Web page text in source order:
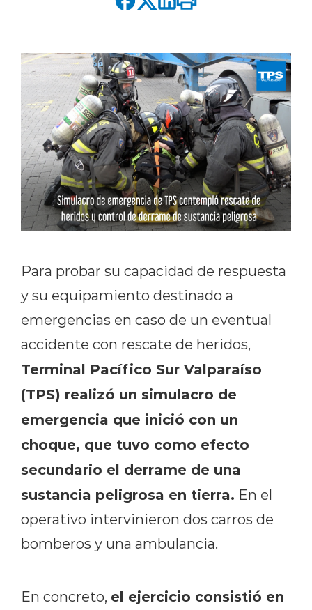
Para probar su capacidad de respuesta
y su equipamiento destinado a
emergencias en caso de un eventual
accidente con rescate de heridos,
Terminal Pacífico Sur Valparaíso
(TPS) realizó un simulacro de
emergencia que inició con un
choque, que tuvo como efecto
secundario el derrame de una
sustancia peligrosa en tierra. En el
operativo intervinieron dos carros de
bomberos y una ambulancia.
En concreto, el ejercicio consistió en